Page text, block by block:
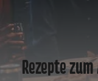
Rezepte